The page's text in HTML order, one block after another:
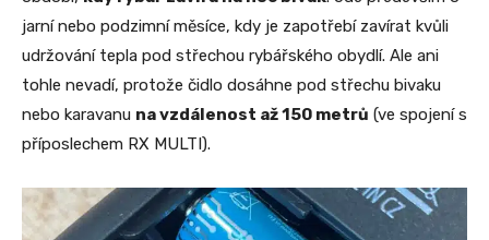
jarní nebo podzimní měsíce, kdy je zapotřebí zavírat kvůli
udržování tepla pod střechou rybářského obydlí. Ale ani
tohle nevadí, protože čidlo dosáhne pod střechu bivaku
nebo karavanu na vzdálenost až 150 metrů (ve spojení s
příposlechem RX MULTI).